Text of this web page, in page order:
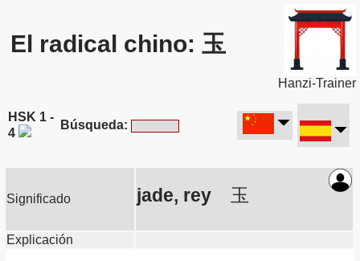
El radical chino: 玉
Hanzi-Trainer
HSK 1 -
4
Búsqueda:
Significado jade, rey 玉
Explicación